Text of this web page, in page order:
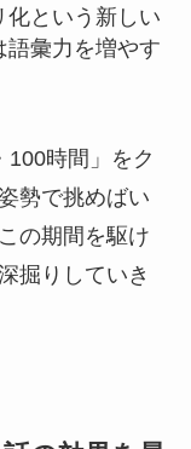
化という新しい
語彙力を増やす
100時間」をク
勢で挑めばい
の期間を駆け
掘りしていき